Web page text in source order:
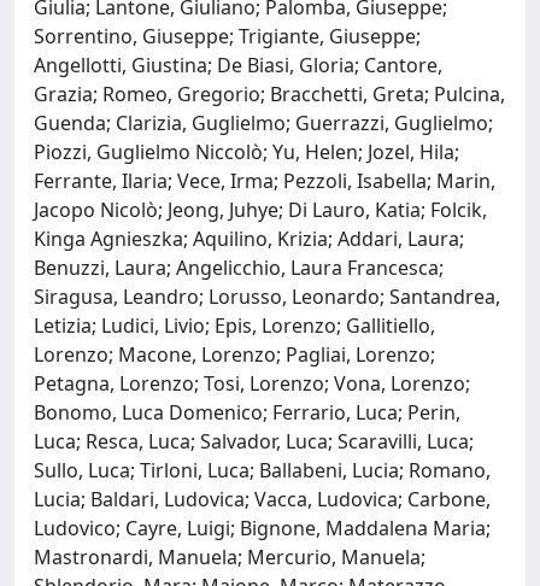
Giulia; Lantone, Giuliano; Palomba, Giuseppe;
Sorrentino, Giuseppe; Trigiante, Giuseppe;
Angellotti, Giustina; De Biasi, Gloria; Cantore,
Grazia; Romeo, Gregorio; Bracchetti, Greta; Pulcina,
Guenda; Clarizia, Guglielmo; Guerrazzi, Guglielmo;
Piozzi, Guglielmo Niccolò; Yu, Helen; Jozel, Hila;
Ferrante, Ilaria; Vece, Irma; Pezzoli, Isabella; Marin,
Jacopo Nicolò; Jeong, Juhye; Di Lauro, Katia; Folcik,
Kinga Agnieszka; Aquilino, Krizia; Addari, Laura;
Benuzzi, Laura; Angelicchio, Laura Francesca;
Siragusa, Leandro; Lorusso, Leonardo; Santandrea,
Letizia; Ludici, Livio; Epis, Lorenzo; Gallitiello,
Lorenzo; Macone, Lorenzo; Pagliai, Lorenzo;
Petagna, Lorenzo; Tosi, Lorenzo; Vona, Lorenzo;
Bonomo, Luca Domenico; Ferrario, Luca; Perin,
Luca; Resca, Luca; Salvador, Luca; Scaravilli, Luca;
Sullo, Luca; Tirloni, Luca; Ballabeni, Lucia; Romano,
Lucia; Baldari, Ludovica; Vacca, Ludovica; Carbone,
Ludovico; Cayre, Luigi; Bignone, Maddalena Maria;
Mastronardi, Manuela; Mercurio, Manuela;